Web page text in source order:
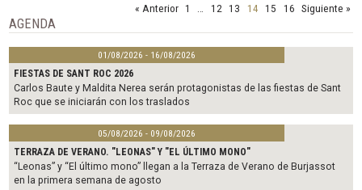
« Anterior 1 12 13 14 15 16 Siguiente »
AGENDA
01/08/2026 - 16/08/2026
FIESTAS DE SANT ROC 2026
Carlos Baute y Maldita Nerea serán protagonistas de las fiestas de Sant
Roc que se iniciarán con los traslados
05/08/2026 - 09/08/2026
TERRAZA DE VERANO. "LEONAS" Y "EL ÚLTIMO MONO"
“Leonas” y “El último mono” llegan a la Terraza de Verano de Burjassot
en la primera semana de agosto